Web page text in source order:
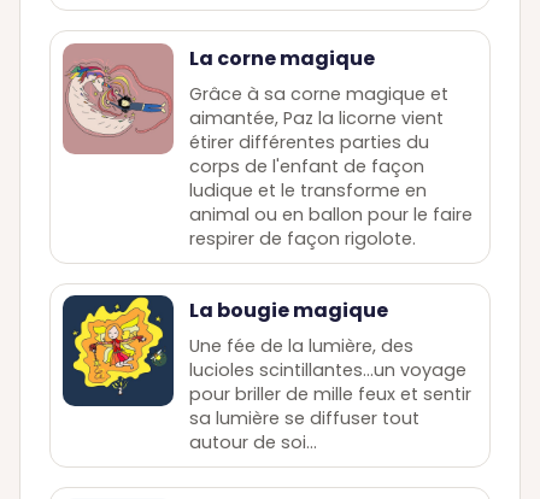
La corne magique
Grâce à sa corne magique et
aimantée, Paz la licorne vient
étirer différentes parties du
corps de l'enfant de façon
ludique et le transforme en
animal ou en ballon pour le faire
respirer de façon rigolote.
La bougie magique
Une fée de la lumière, des
lucioles scintillantes…un voyage
pour briller de mille feux et sentir
sa lumière se diffuser tout
autour de soi…